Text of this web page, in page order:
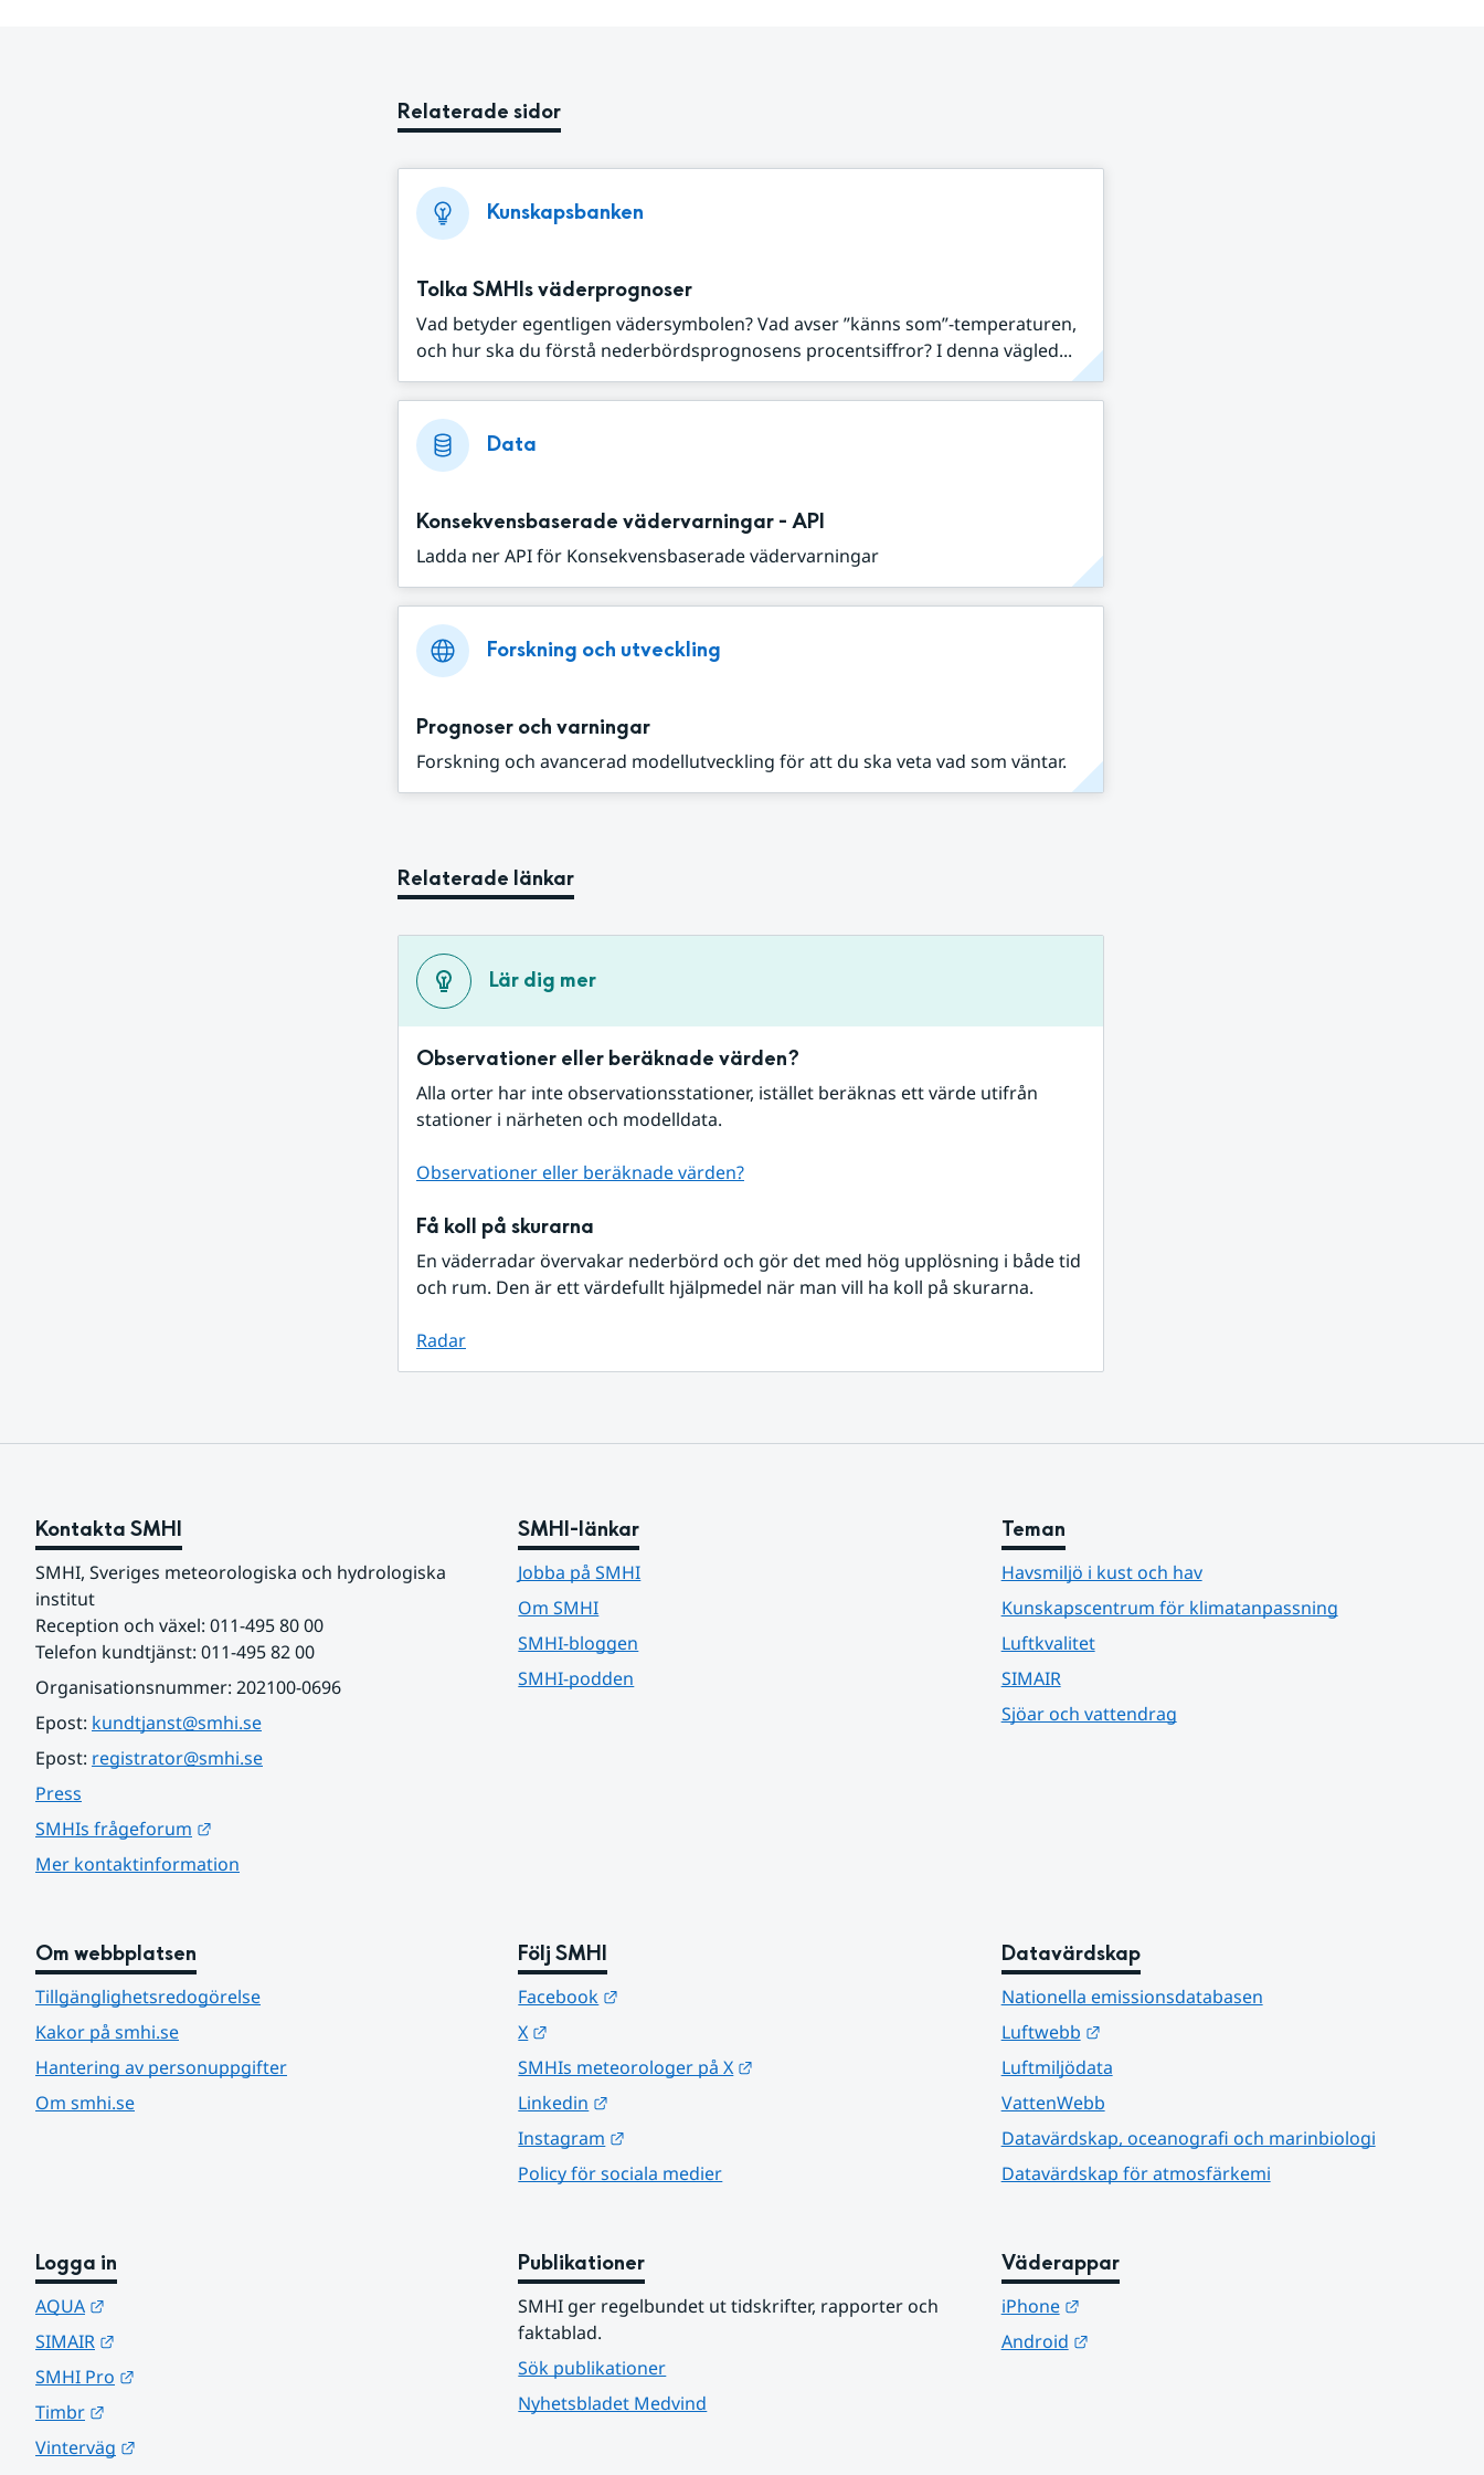
Relaterade sidor
Kunskapsbanken
Tolka SMHIs väderprognoser
Vad betyder egentligen vädersymbolen? Vad avser ”känns som”-temperaturen,
och hur ska du förstå nederbördsprognosens procentsiffror? I denna vägled...
Data
Konsekvensbaserade vädervarningar - API
Ladda ner API för Konsekvensbaserade vädervarningar
Forskning och utveckling
Prognoser och varningar
Forskning och avancerad modellutveckling för att du ska veta vad som väntar.
Relaterade länkar
Lär dig mer
Observationer eller beräknade värden?
Alla orter har inte observationsstationer, istället beräknas ett värde utifrån
stationer i närheten och modelldata.
Observationer eller beräknade värden?
Få koll på skurarna
En väderradar övervakar nederbörd och gör det med hög upplösning i både tid
och rum. Den är ett värdefullt hjälpmedel när man vill ha koll på skurarna.
Radar
Kontakta SMHI
SMHI, Sveriges meteorologiska och hydrologiska
institut
Reception och växel: 011-495 80 00
Telefon kundtjänst: 011-495 82 00
Organisationsnummer: 202100-0696
Epost: kundtjanst@smhi.se
Epost: registrator@smhi.se
Press
SMHIs frågeforum
Mer kontaktinformation
SMHI-länkar
Jobba på SMHI
Om SMHI
SMHI-bloggen
SMHI-podden
Teman
Havsmiljö i kust och hav
Kunskapscentrum för klimatanpassning
Luftkvalitet
SIMAIR
Sjöar och vattendrag
Om webbplatsen
Tillgänglighetsredogörelse
Kakor på smhi.se
Hantering av personuppgifter
Om smhi.se
Följ SMHI
Facebook
X
SMHIs meteorologer på X
Linkedin
Instagram
Policy för sociala medier
Datavärdskap
Nationella emissionsdatabasen
Luftwebb
Länk till annan webbplats.
Luftmiljödata
VattenWebb
Datavärdskap, oceanografi och marinbiologi
Datavärdskap för atmosfärkemi
Logga in
AQUA
SIMAIR
SMHI Pro
Timbr
Vinterväg
Publikationer
SMHI ger regelbundet ut tidskrifter, rapporter och
faktablad.
Sök publikationer
Nyhetsbladet Medvind
Väderappar
iPhone
Länk till annan webbplats.
Android
Länk till annan webbplats.